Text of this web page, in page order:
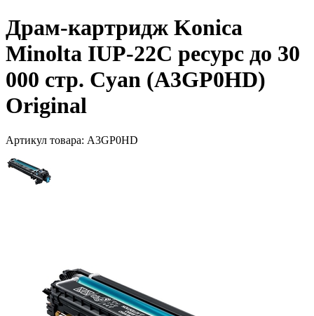
Драм-картридж Konica
Minolta IUP-22C ресурс до 30
000 стр. Cyan (A3GP0HD)
Original
Артикул товара: A3GP0HD